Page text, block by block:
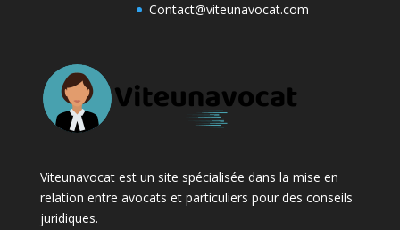
Contact@viteunavocat.com
Viteunavocat est un site spécialisée dans la mise en
relation entre avocats et particuliers pour des conseils
juridiques.